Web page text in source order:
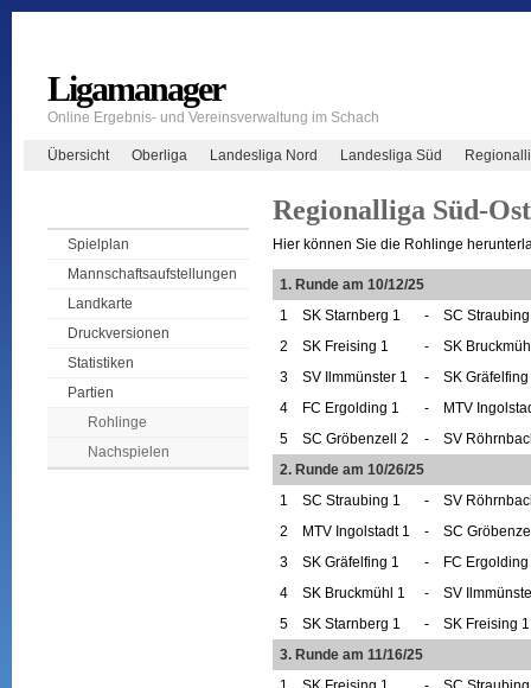
Ligamanager
Online Ergebnis- und Vereinsverwaltung im Schach
Übersicht Oberliga Landesliga Nord Landesliga Süd
Spielplan
Mannschaftsaufstellungen
Landkarte
Druckversionen
Statistiken
Partien
Rohlinge
Nachspielen
Regionalliga Süd-
Hier können Sie die Rohlinge
1. Runde am 10/12/25
1
SK Starnberg 1 -
SC
2
SK Freising 1 -
SK
3
SV Ilmmünster 1 -
SK Gräfelfing
4
FC Ergolding 1 -
MTV
5
SC Gröbenzell 2 -
SV
2. Runde am 10/26/25
1
SC Straubing 1 -
SV
2
MTV Ingolstadt 1 -
SC
3
SK Gräfelfing 1 -
FC Ergolding
4
SK Bruckmühl 1 -
SV
5
SK Starnberg 1 -
SK Freising 1
3. Runde am 11/16/25